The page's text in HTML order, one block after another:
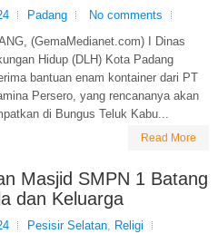
Padang
No comments
(GemaMedianet.com) I Dinas
Hidup (DLH) Kota Padang
bantuan enam kontainer dari PT
Persero, yang rencananya akan
di Bungus Teluk Kabu...
Read More
Masjid SMPN 1 Batang
dan Keluarga
Pesisir Selatan, Religi